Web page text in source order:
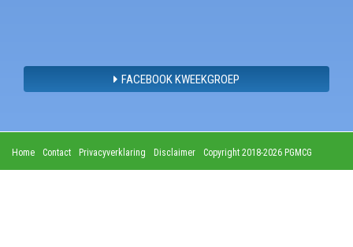
FACEBOOK KWEEKGROEP
Home Contact Privacyverklaring Disclaimer Copyright 2018-2026 PGMCG